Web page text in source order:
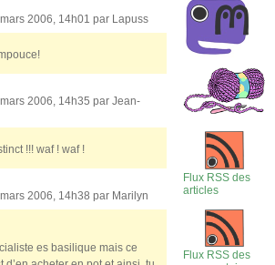
2006, 14h01 par Lapuss
2006, 14h35 par Jean-
!!! waf ! waf !
2006, 14h38 par Marilyn
es basilique mais ce
Flux RSS des
articles
Flux RSS des